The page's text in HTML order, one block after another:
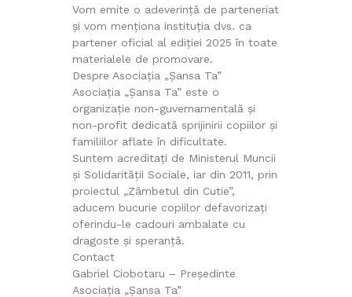
Vom emite o adeverință de parteneriat
și vom menționa instituția dvs. ca
partener oficial al ediției 2025 în toate
materialele de promovare.
Despre Asociația „Șansa Ta”
Asociația „Șansa Ta” este o
organizație non-guvernamentală și
non-profit dedicată sprijinirii copiilor și
familiilor aflate în dificultate.
Suntem acreditați de Ministerul Muncii
și Solidarității Sociale, iar din 2011, prin
proiectul „Zâmbetul din Cutie”,
aducem bucurie copiilor defavorizați
oferindu-le cadouri ambalate cu
dragoste și speranță.
Contact
Gabriel Ciobotaru – Președinte
Asociația „Șansa Ta”